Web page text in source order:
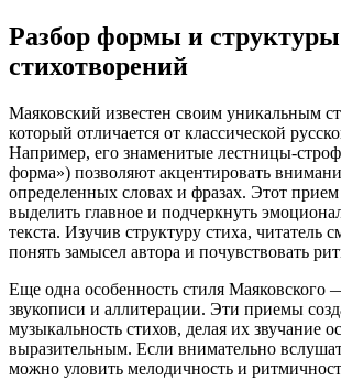
Разбор формы и структуры
стихотворений
Маяковский известен своим уникальным
который отличается от классической
Например, его знаменитые лестницы-
форма») позволяют акцентировать
определенных словах и фразах. Этот
выделить главное и подчеркнуть
текста. Изучив структуру стиха, читатель
понять замысел автора и почувствовать
Еще одна особенность стиля Маяковского
звукописи и аллитерации. Эти приемы
музыкальность стихов, делая их звучание
выразительным. Если внимательно
можно уловить мелодичность и